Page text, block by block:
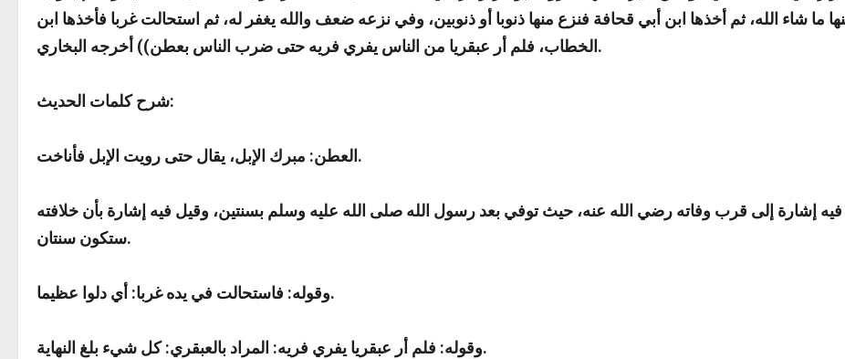
ما شاء الله، ثم أخذها ابن أبي قحافة فنزع منها ذنوبا أو ذنوبين، وفي نزعه ضعف والله يغفر له، ثم استحالت غربا فأخذها ابن
الخطاب، فلم أر عبقريا من الناس يفري فريه حتى ضرب الناس بعطن )) أخرجه البخاري.
شرح كلمات الحديث:
العطن : مبرك الإبل، يقال حتى رويت الإبل فأناخت.
إشارة إلى قرب وفاته رضي الله عنه، حيث توفي بعد رسول الله صلى الله عليه وسلم بسنتين، وقيل فيه إشارة بأن خلافته
ستكون سنتان.
وقوله: فاستحالت في يده غربا: أي دلوا عظيما.
وقوله: فلم أر عبقريا يفري فريه: المراد بالعبقري: كل شيء بلغ النهاية.